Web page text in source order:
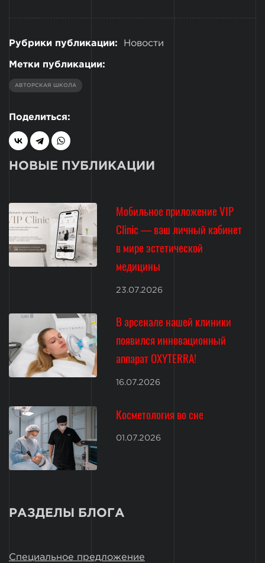
Рубрики публикации: Новости
Метки публикации:
АВТОРСКАЯ ШКОЛА
Поделиться:
НОВЫЕ ПУБЛИКАЦИИ
Мобильное приложение VIP
Clinic — ваш личный кабинет
в мире эстетической
медицины
23.07.2026
В арсенале нашей клиники
появился инновационный
аппарат OXYTERRA!
16.07.2026
Косметология во сне
01.07.2026
РАЗДЕЛЫ БЛОГА
Специальное предложение